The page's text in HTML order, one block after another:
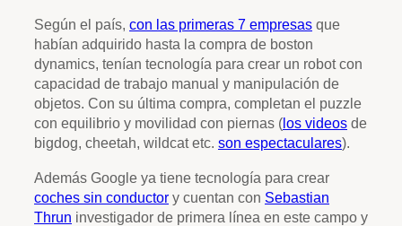
Según el país, con las primeras 7 empresas que
habían adquirido hasta la compra de boston
dynamics, tenían tecnología para crear un robot con
capacidad de trabajo manual y manipulación de
objetos. Con su última compra, completan el puzzle
con equilibrio y movilidad con piernas ( los videos de
bigdog, cheetah, wildcat etc. son espectaculares).
Además Google ya tiene tecnología para crear
coches sin conductor y cuentan con Sebastian
Thrun investigador de primera línea en este campo y